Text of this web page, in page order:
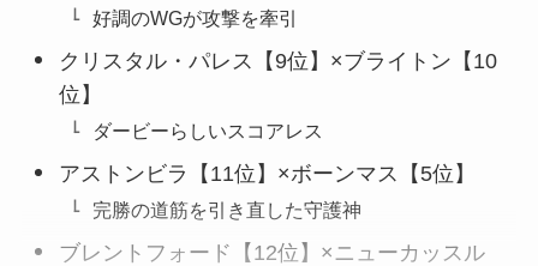
好調のWGが攻撃を牽引
クリスタル・パレス【9位】×ブライトン【10
位】
ダービーらしいスコアレス
アストンビラ【11位】×ボーンマス【5位】
完勝の道筋を引き直した守護神
ブレントフォード【12位】×ニューカッスル